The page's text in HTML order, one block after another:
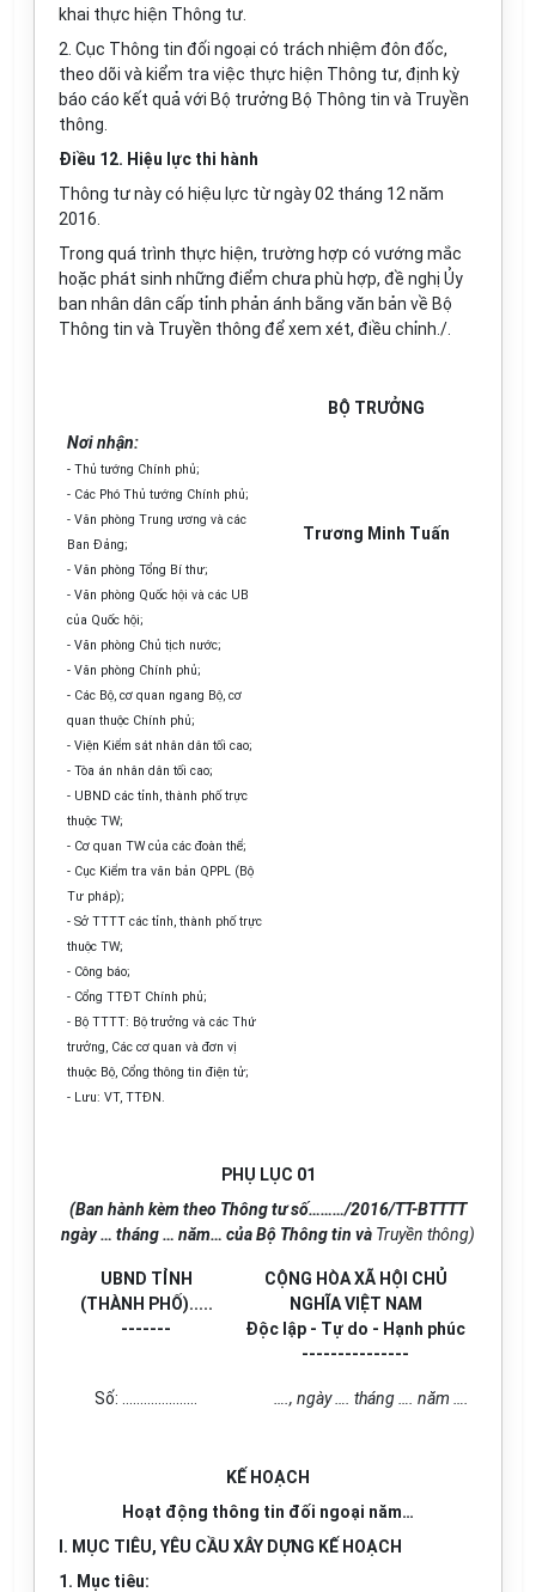
khai thực hiện Thông tư.
2. Cục Thông tin đối ngoại có trách nhiệm đôn đốc,
theo dõi và kiểm tra việc thực hiện Thông tư, định kỳ
báo cáo kết quả với Bộ trưởng Bộ Thông tin và Truyền
thông.
Điều 12. Hiệu lực thi hành
Thông tư này có hiệu lực từ ngày 02 tháng 12 năm
2016.
Trong quá trình thực hiện, trường hợp có vướng mắc
hoặc phát sinh những điểm chưa phù hợp, đề nghị Ủy
ban nhân dân cấp tỉnh phản ánh bằng văn bản về Bộ
Thông tin và Truyền thông để xem xét, điều chỉnh./.
Nơi nhận:
- Thủ tướng Chính phủ;
- Các Phó Thủ tướng Chính phủ;
- Văn phòng Trung ương và các
Ban Đảng;
- Văn phòng Tổng Bí thư;
- Văn phòng Quốc hội và các UB
của Quốc hội;
- Văn phòng Chủ tịch nước;
- Văn phòng Chính phủ;
- Các Bộ, cơ quan ngang Bộ, cơ
quan thuộc Chính phủ;
- Viện Kiểm sát nhân dân tối cao;
- Tòa án nhân dân tối cao;
- UBND các tỉnh, thành phố trực
thuộc TW;
- Cơ quan TW của các đoàn thể;
- Cục Kiểm tra văn bản QPPL (Bộ
Tư pháp);
- Sở TTTT các tỉnh, thành phố trực
thuộc TW;
- Công báo;
- Cổng TTĐT Chính phủ;
- Bộ TTTT: Bộ trưởng và các Thứ
trưởng, Các cơ quan và đơn vị
thuộc Bộ, Cổng thông tin điện tử;
- Lưu: VT, TTĐN.
BỘ TRƯỞNG
Trương Minh Tuấn
PHỤ LỤC 01
(Ban hành kèm theo Thông tư số………/2016/TT-BTTTT
ngày … tháng … năm… của Bộ Thông tin và Truyền thông)
UBND TỈNH
(THÀNH PHỐ).....
-------
CỘNG HÒA XÃ HỘI CHỦ
NGHĨA VIỆT NAM
Độc lập - Tự do - Hạnh phúc
---------------
Số: ………………… …., ngày …. tháng …. năm ….
KẾ HOẠCH
Hoạt động thông tin đối ngoại năm…
I. MỤC TIÊU, YÊU CẦU XÂY DỰNG KẾ HOẠCH
1. Mục tiêu: